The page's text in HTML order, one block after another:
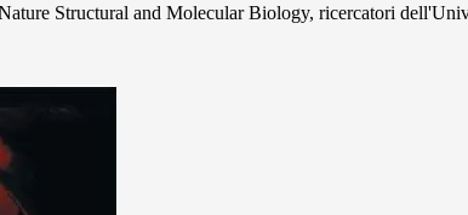
Structural and Molecular Biology, ricercatori